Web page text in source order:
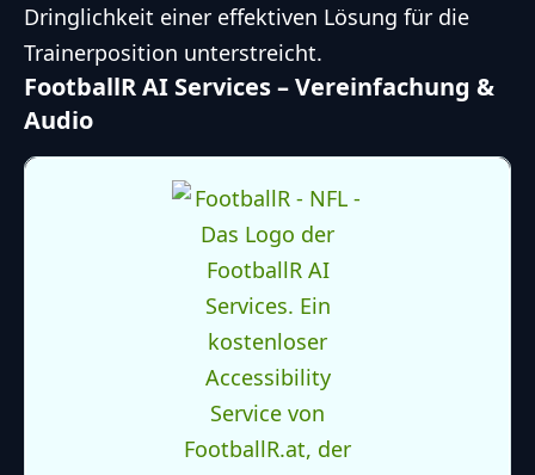
Dringlichkeit einer effektiven Lösung für die
Trainerposition unterstreicht.
FootballR AI Services – Vereinfachung &
Audio